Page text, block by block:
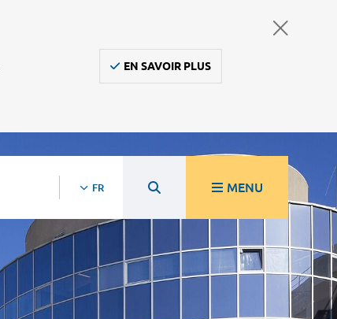
EN SAVOIR PLUS
FR MENU